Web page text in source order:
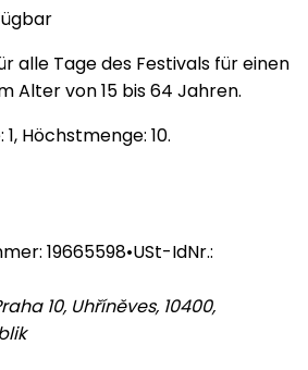
alle Tage des Festivals für einen
Alter von 15 bis 64 Jahren.
Höchstmenge: 10.
19665598•USt-IdNr.:
10, Uhříněves, 10400,